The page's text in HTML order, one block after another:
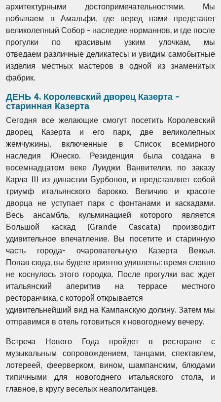
архитектурными достопримечательностями. Мы
побываем в Амальфи, где перед нами предстанет
великолепный Собор - наследие норманнов, и где после
прогулки по красивым узким улочкам, мы
отведаем различные деликатесы и увидим самобытные
изделия местных мастеров в одной из знаменитых
фабрик.
ДЕНЬ 4. Королевский дворец Казерта -
старинная Казерта
Сегодня все желающие смогут посетить Королевский
дворец Казерта и его парк, две великолепных
жемчужины, включенные в Список всемирного
наследия Юнеско. Резиденция была создана в
восемнадцатом веке Луиджи Ванвителли, по заказу
Карла III из династии Бурбонов, и представляет собой
триумф итальянского барокко. Величию и красоте
дворца не уступает парк с фонтанами и каскадами.
Весь ансамбль, кульминацией которого является
Большой каскад (Grande Cascata) производит
удивительное впечатление. Вы посетите и старинную
часть города- очаровательную Казерта Веккья.
Попав сюда, вы будете приятно удивлены: время словно
не коснулось этого городка. После прогулки вас ждет
итальянский аперитив натеррасе местного
ресторанчика, с которой открывается
удивительнейший вид на Кампанскую долину. Затем мы
отправимся в отель готовиться к новогоднему вечеру.
Встреча Нового Года пройдет в ресторане с
музыкальным сопровождением, танцами, спектаклем,
лотереей, феерверком, вином, шампанским, блюдами
типичными для новогоднего итальяского стола, и
главное, в кругу веселых неаполитанцев.